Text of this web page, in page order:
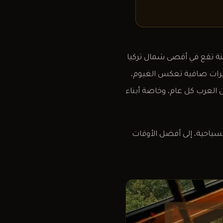
تقع في أقصى شمال تركيا
صافية تعكس الغيوم،
العرب كل عام، وخاصة أبناء
إلى أفضل الأوقات